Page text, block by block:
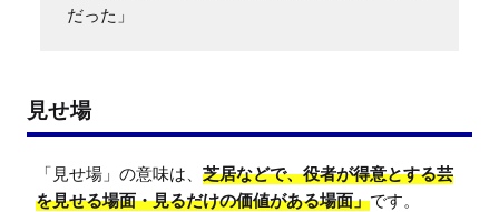
だった」
見せ場
「見せ場」の意味は、 芝居などで、役者が得意とする芸
を見せる場面・見るだけの価値がある場面」です。